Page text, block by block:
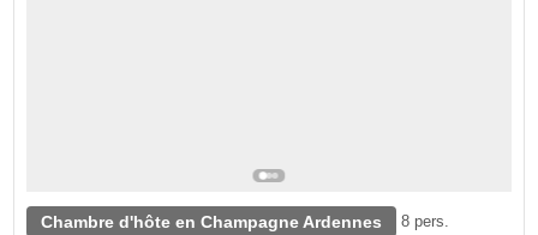
Chambre d'hôte en Champagne Ardennes 8 pers.